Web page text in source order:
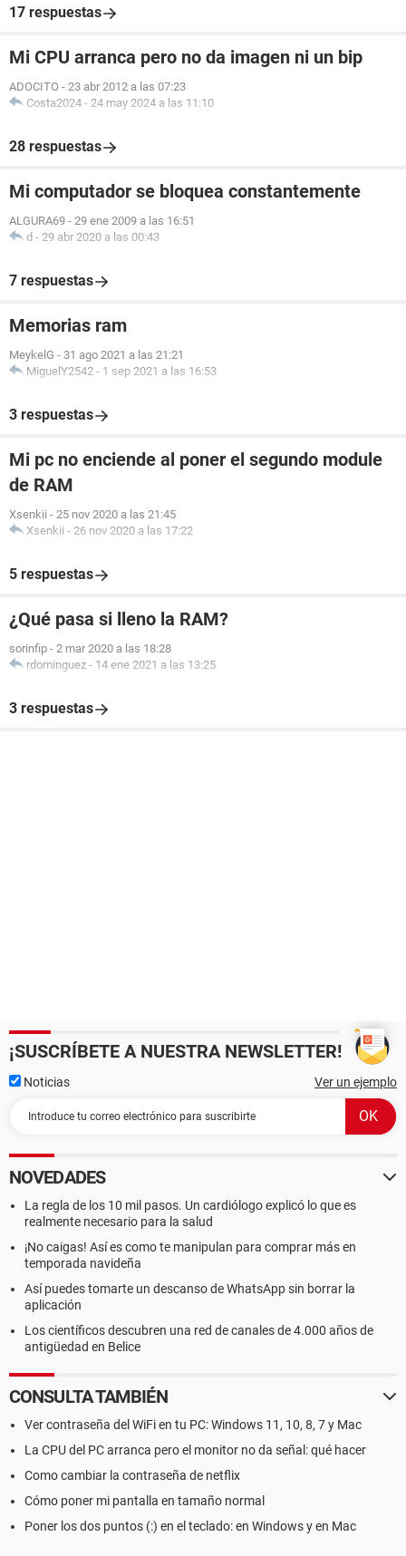
17 respuestas
Mi CPU arranca pero no da imagen ni un bip
ADOCITO - 23 abr 2012 a las 07:23
Costa2024 - 24 may 2024 a las 11:10
28 respuestas
Mi computador se bloquea constantemente
ALGURA69 - 29 ene 2009 a las 16:51
d - 29 abr 2020 a las 00:43
7 respuestas
Memorias ram
MeykelG - 31 ago 2021 a las 21:21
MiguelY2542 - 1 sep 2021 a las 16:53
3 respuestas
Mi pc no enciende al poner el segundo module
de RAM
Xsenkii - 25 nov 2020 a las 21:45
Xsenkii - 26 nov 2020 a las 17:22
5 respuestas
¿Qué pasa si lleno la RAM?
sorinfip - 2 mar 2020 a las 18:28
rdominguez - 14 ene 2021 a las 13:25
3 respuestas
¡SUSCRÍBETE A NUESTRA NEWSLETTER!
Noticias Ver un ejemplo
NOVEDADES
La regla de los 10 mil pasos. Un cardiólogo explicó lo que es
realmente necesario para la salud
¡No caigas! Así es como te manipulan para comprar más en
temporada navideña
Así puedes tomarte un descanso de WhatsApp sin borrar la
aplicación
Los científicos descubren una red de canales de 4.000 años de
antigüedad en Belice
CONSULTA TAMBIÉN
Ver contraseña del WiFi en tu PC: Windows 11, 10, 8, 7 y Mac
La CPU del PC arranca pero el monitor no da señal: qué hacer
Como cambiar la contraseña de netflix
Cómo poner mi pantalla en tamaño normal
Poner los dos puntos (:) en el teclado: en Windows y en Mac